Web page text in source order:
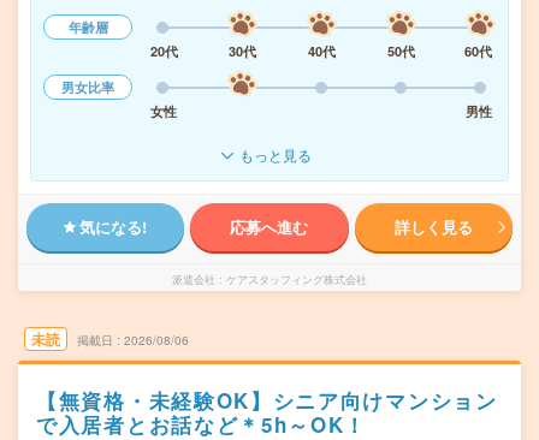
年齢層
20代
30代 40代 50代
60代
男女比率
女性
男性
もっと見る
気になる! 応募へ進む 詳しく見る
派遣会社 ケアスタッフィング株式会社
未読 掲載日 2026/08/06
【無資格・未経験OK】シニア向けマンション
で入居者とお話など＊5h～OK！